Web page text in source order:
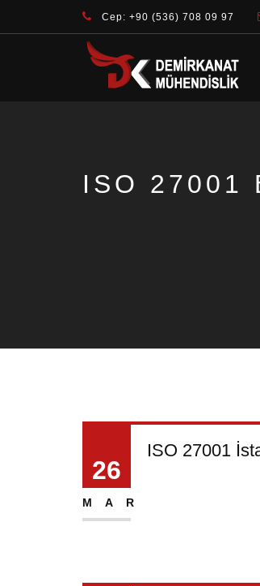
Cep: +90 (536) 708 09 97
ISO 27001
26
MAR
ISO 27001